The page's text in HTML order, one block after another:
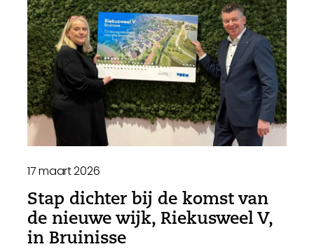
17 maart 2026
Stap dichter bij de komst van
de nieuwe wijk, Riekusweel V,
in Bruinisse